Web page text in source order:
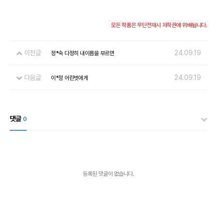
모든 작품은 무단전재시 저작권에 위배됩니다.
이전글 정*숙 다정히 내이름을 부르면 24.09.19
다음글 이*정 어린벗에게 24.09.19
댓글 0
등록된 댓글이 없습니다.